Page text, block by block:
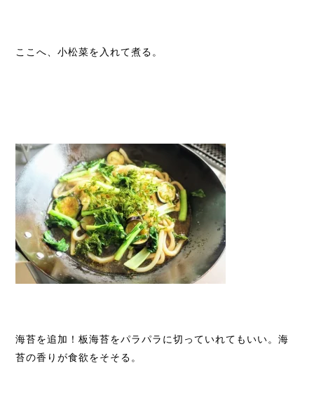
ここへ、小松菜を入れて煮る。
海苔を追加！板海苔をパラパラに切っていれてもいい。海
苔の香りが食欲をそそる。